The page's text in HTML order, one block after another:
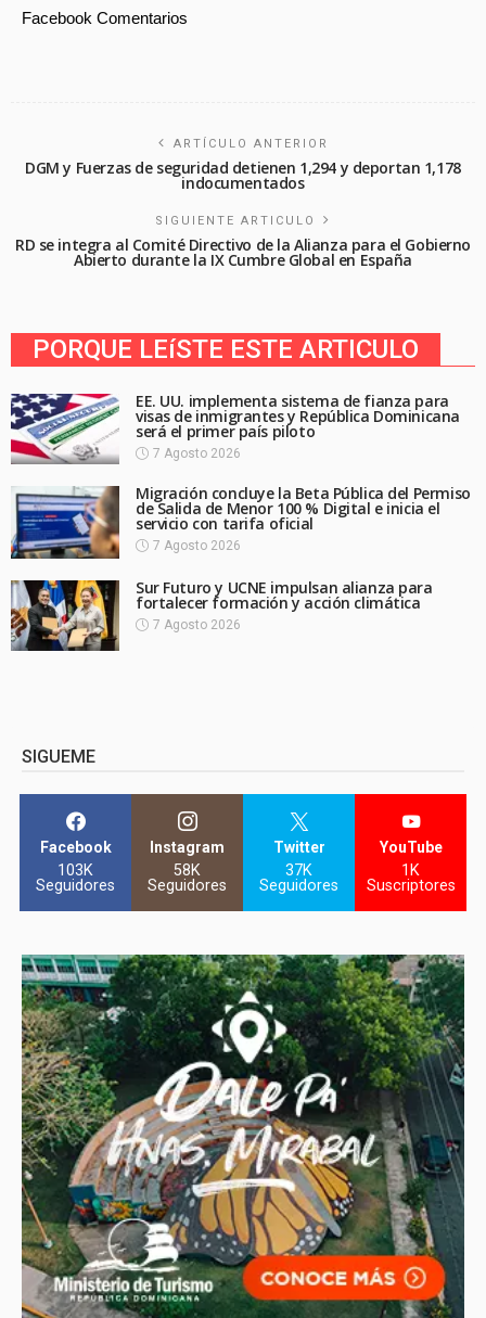
Facebook Comentarios
ARTÍCULO ANTERIOR
DGM y Fuerzas de seguridad detienen 1,294 y deportan 1,178
indocumentados
SIGUIENTE ARTICULO
RD se integra al Comité Directivo de la Alianza para el Gobierno
Abierto durante la IX Cumbre Global en España
PORQUE LEíSTE ESTE ARTICULO
EE. UU. implementa sistema de fianza para
visas de inmigrantes y República Dominicana
será el primer país piloto
7 Agosto 2026
Migración concluye la Beta Pública del Permiso
de Salida de Menor 100 % Digital e inicia el
servicio con tarifa oficial
7 Agosto 2026
Sur Futuro y UCNE impulsan alianza para
fortalecer formación y acción climática
7 Agosto 2026
SIGUEME
Facebook
103K
Seguidores
Instagram
58K
Seguidores
Twitter
37K
Seguidores
YouTube
1K
Suscriptores